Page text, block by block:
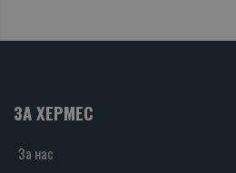
ЗА ХЕРМЕС
За нас